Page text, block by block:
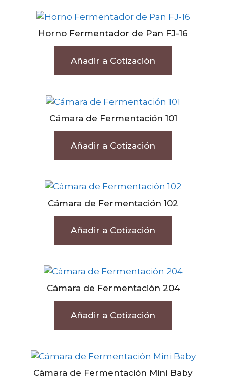
Horno Fermentador de Pan FJ-16
Añadir a Cotización
Cámara de Fermentación 101
Añadir a Cotización
Cámara de Fermentación 102
Añadir a Cotización
Cámara de Fermentación 204
Añadir a Cotización
Cámara de Fermentación Mini Baby